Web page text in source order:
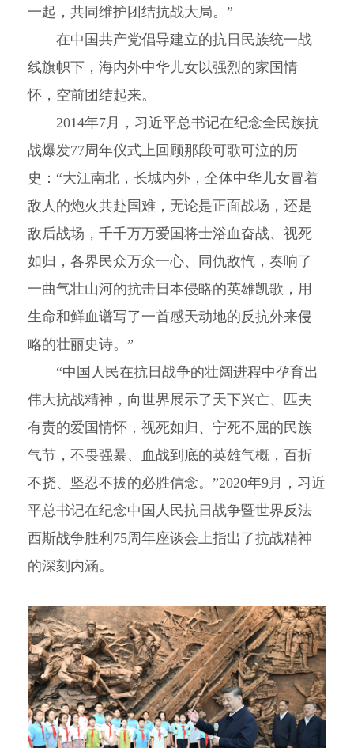
一起，共同维护团结抗战大局。”
在中国共产党倡导建立的抗日民族统一战
线旗帜下，海内外中华儿女以强烈的家国情
怀，空前团结起来。
2014年7月，习近平总书记在纪念全民族抗
战爆发77周年仪式上回顾那段可歌可泣的历
史：“大江南北，长城内外，全体中华儿女冒着
敌人的炮火共赴国难，无论是正面战场，还是
敌后战场，千千万万爱国将士浴血奋战、视死
如归，各界民众万众一心、同仇敌忾，奏响了
一曲气壮山河的抗击日本侵略的英雄凯歌，用
生命和鲜血谱写了一首感天动地的反抗外来侵
略的壮丽史诗。”
“中国人民在抗日战争的壮阔进程中孕育出
伟大抗战精神，向世界展示了天下兴亡、匹夫
有责的爱国情怀，视死如归、宁死不屈的民族
气节，不畏强暴、血战到底的英雄气概，百折
不挠、坚忍不拔的必胜信念。”2020年9月，习近
平总书记在纪念中国人民抗日战争暨世界反法
西斯战争胜利75周年座谈会上指出了抗战精神
的深刻内涵。